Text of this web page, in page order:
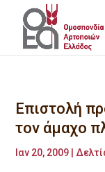
Επιστολή
τον άμαχο
Ιαν 20, 2009